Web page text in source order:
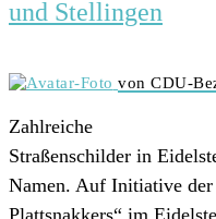
und Stellingen
von CDU-
Zahlreiche
Straßenschilder in
Namen. Auf Initiative
Plattsnakkers“ im